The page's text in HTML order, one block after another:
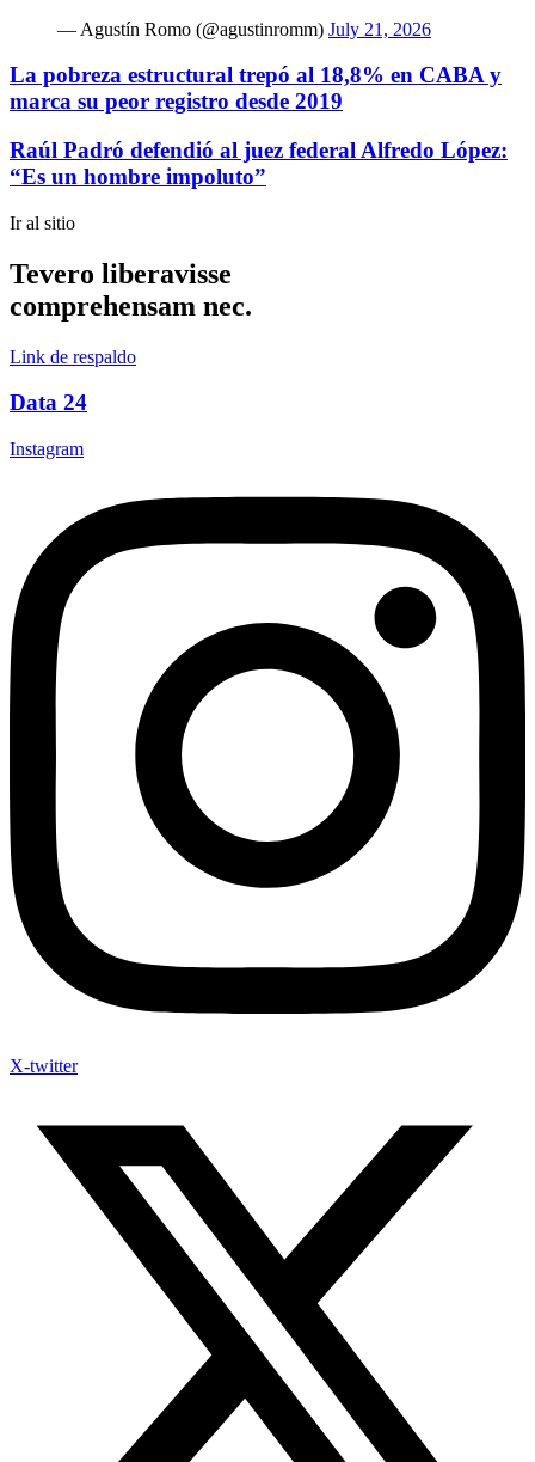
— Agustín Romo (@agustinromm) July 21, 2026
La pobreza estructural trepó al 18,8% en CABA y
marca su peor registro desde 2019
Raúl Padró defendió al juez federal Alfredo López:
“Es un hombre impoluto”
Ir al sitio
Tevero liberavisse
comprehensam nec.
Link de respaldo
Data 24
Instagram
X-twitter